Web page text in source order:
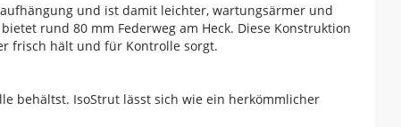
und ist damit leichter, wartungsärmer und
rund 80 mm Federweg am Heck. Diese Konstruktion
frisch hält und für Kontrolle sorgt.
behältst. IsoStrut lässt sich wie ein herkömmlicher